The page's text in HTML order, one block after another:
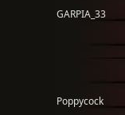
GARPIA_33
Poppycock